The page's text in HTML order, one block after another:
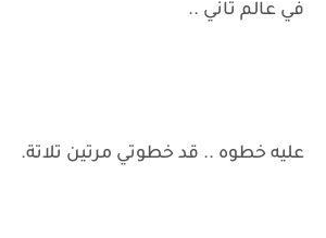
في عالم تاني ..
عليه خطوه .. قد خطوتي مرتين تلاتة.